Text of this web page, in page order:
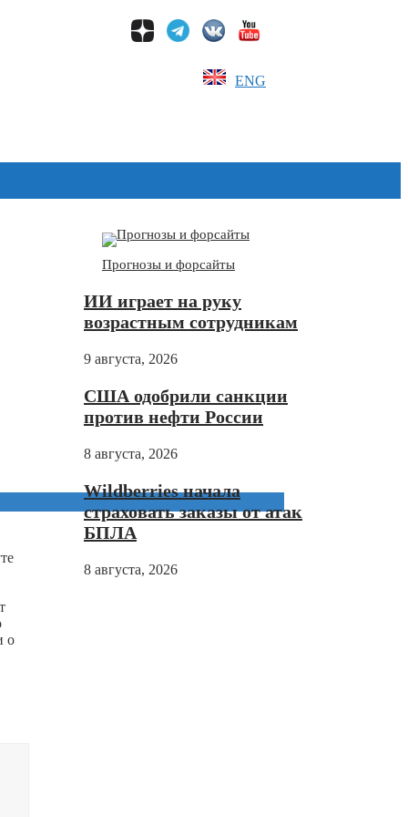
ENG
о
Прогнозы и форсайты
ИИ играет на руку
возрастным сотрудникам
9 августа, 2026
США одобрили санкции
против нефти России
8 августа, 2026
Wildberries начала
страховать заказы от атак
БПЛА
8 августа, 2026